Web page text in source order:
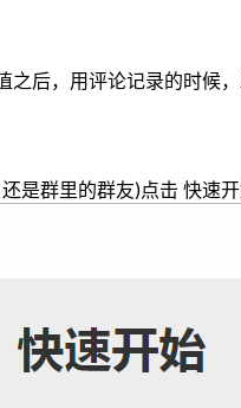
后，用评论记录的时候
是群里的群友)点击 快速